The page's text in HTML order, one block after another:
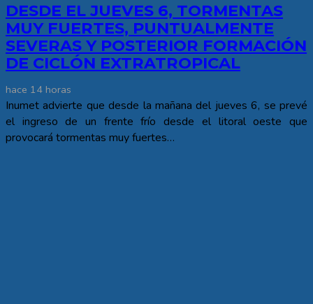
DESDE EL JUEVES 6, TORMENTAS
MUY FUERTES, PUNTUALMENTE
SEVERAS Y POSTERIOR FORMACIÓN
DE CICLÓN EXTRATROPICAL
hace 14 horas
Inumet advierte que desde la mañana del jueves 6, se prevé
el ingreso de un frente frío desde el litoral oeste que
provocará tormentas muy fuertes…